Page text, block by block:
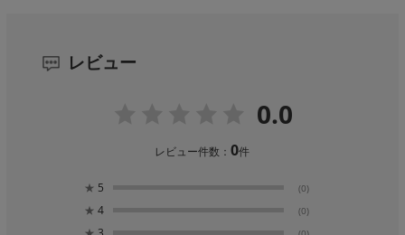
レビュー
0.0
レビュー件数：0件
★ 5 (0)
★ 4 (0)